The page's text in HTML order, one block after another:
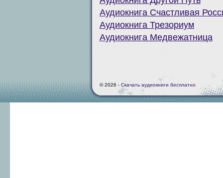
Аудиокнига Счастливая
Аудиокнига Трезориум
Аудиокнига Медвежатница
© 2026 - Скачать аудиокниги бесплатно